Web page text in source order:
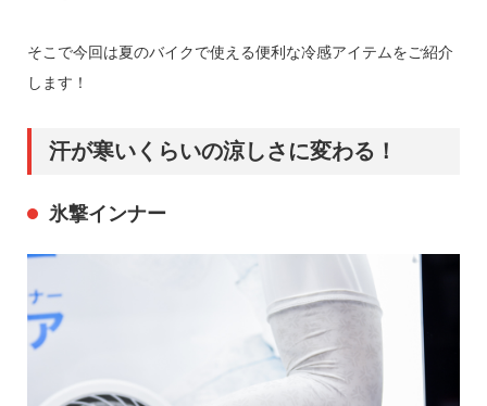
そこで今回は夏のバイクで使える便利な冷感アイテムをご紹介
します！
汗が寒いくらいの涼しさに変わる！
氷撃インナー